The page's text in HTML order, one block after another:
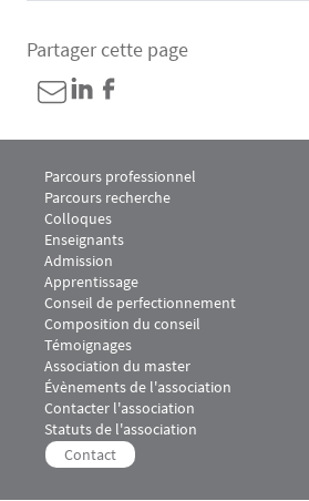
Partager cette page
Menu footer M2 Juriste Conseil des
Parcours professionnel
Parcours recherche
Colloques
Enseignants
Admission
Menu footer M2 Juriste Conseil des
Apprentissage
Menu footer M2 Juriste Conseil des
Conseil de perfectionnement
Composition du conseil
Témoignages
Menu footer M2 Juriste Conseil des
Association du master
Évènements de l'association
Contacter l'association
Statuts de l'association
Menu footer M2 Juriste Conseil des
Contact